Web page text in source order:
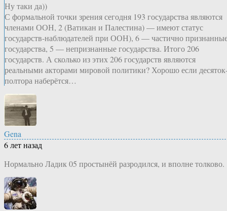
Ну таки да))
С формальной точки зрения сегодня 193 государства являются
членами ООН, 2 (Ватикан и Палестина) — имеют статус
государств-наблюдателей при ООН), 6 — частично
государства, 5 — непризнанные государства. Итого 206
государств. А сколько из этих 206 государств являются
реальными акторами мировой политики? Хорошо если
полтора наберётся…
Gena
6 лет назад
Нормально Ладик 05 простынёй разродился, и вполне толково.